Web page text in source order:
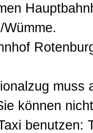
muss
können
benutzen: